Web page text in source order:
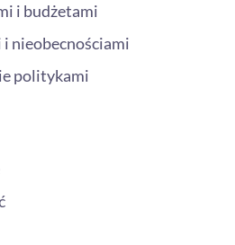
i budżetami
nieobecnościami
politykami